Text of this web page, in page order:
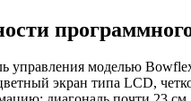
управления моделью
экран типа LCD,